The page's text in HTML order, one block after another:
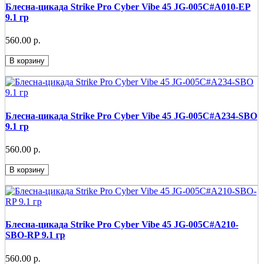
Блесна-цикада Strike Pro Cyber Vibe 45 JG-005C#A010-EP
9.1 гр
560.00 р.
В корзину
Блесна-цикада Strike Pro Cyber Vibe 45 JG-005C#A234-SBO
9.1 гр
560.00 р.
В корзину
Блесна-цикада Strike Pro Cyber Vibe 45 JG-005C#A210-
SBO-RP 9.1 гр
560.00 р.